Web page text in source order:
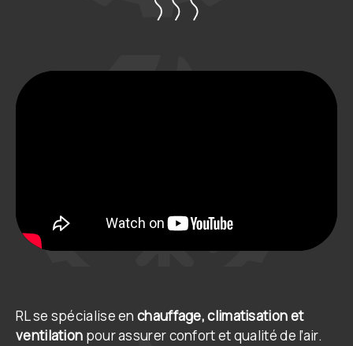
RL se spécialise en chauffage, climatisation et
ventilation pour assurer confort et qualité de l’air.